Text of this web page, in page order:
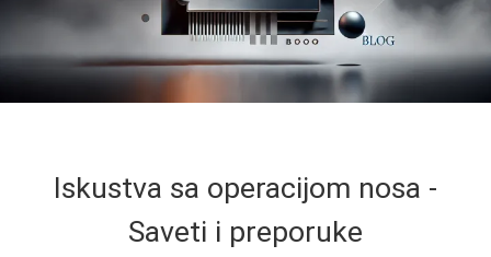
Iskustva sa operacijom nosa -
Saveti i preporuke